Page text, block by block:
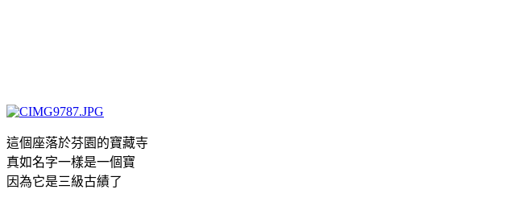
這個座落於芬園的寶藏寺
真如名字一樣是一個寶
因為它是三級古績了